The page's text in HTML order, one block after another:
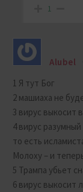
1
Alubel
1 Я тут Бог
2 машиаха не
3 вирус выкосит
4 вирус
то есть
Молоху – и
5 Трампа убьет
6 вирус выкосит